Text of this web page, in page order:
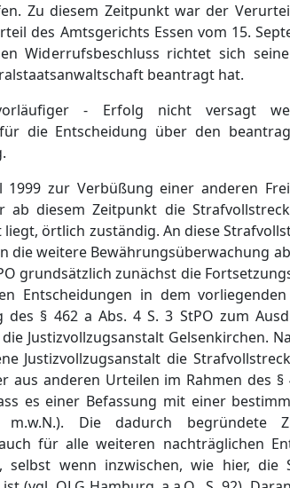
Zu diesem Zeitpunkt war der
des Amtsgerichts Essen vom 15.
Widerrufsbeschluss richtet sich
beantragt hat.
- Erfolg nicht versagt
die Entscheidung über den
zur Verbüßung einer anderen
ab diesem Zeitpunkt die
örtlich zuständig. An diese
die weitere Bewährungsüberwachung
grundsätzlich zunächst die
Entscheidungen in dem
§ 462 a Abs. 4 S. 3 StPO zum
Justizvollzugsanstalt Gelsenkirchen.
Justizvollzugsanstalt die
anderen Urteilen im Rahmen des §
es einer Befassung mit einer
Die dadurch begründete
für alle weiteren nachträglichen
wenn inzwischen, wie hier, die